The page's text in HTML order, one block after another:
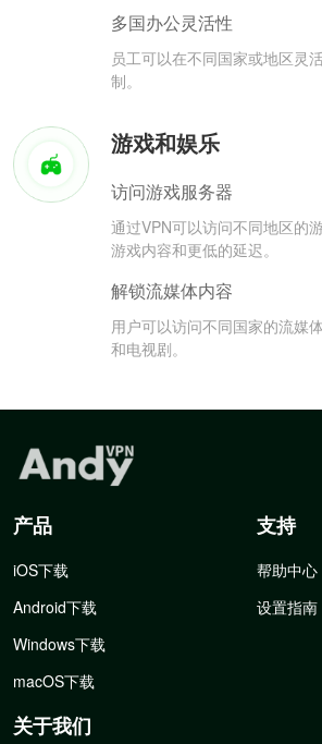
多国办公灵活性
员工可以在不同国家或地区灵
制。
游戏和娱乐
访问游戏服务器
通过VPN可以访问不同地区的
游戏内容和更低的延迟。
解锁流媒体内容
用户可以访问不同国家的流媒
和电视剧。
产品
iOS下载
Android下载
Windows下载
macOS下载
支持
帮助中心
设置指南
关于我们